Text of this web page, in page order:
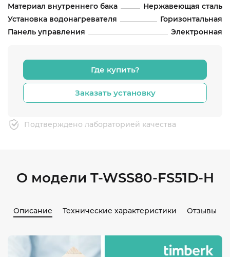
Материал внутреннего бака
Нержавеющая сталь
Установка водонагревателя
Горизонтальная
Панель управления
Электронная
Где купить?
Заказать установку
Подтверждено лабораторией качества
О модели T-WSS80-FS51D-H
Описание Технические характеристики Отзывы